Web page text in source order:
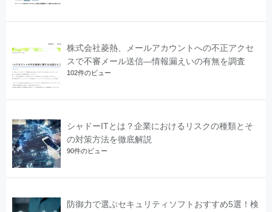
株式会社菱熱、メールアカウントへの不正アクセ
スで不審メール送信―情報漏えいの有無を調査
102件のビュー
シャドーITとは？企業におけるリスクの種類とそ
の対策方法を徹底解説
90件のビュー
防御力で選ぶセキュリティソフトおすすめ5選！検